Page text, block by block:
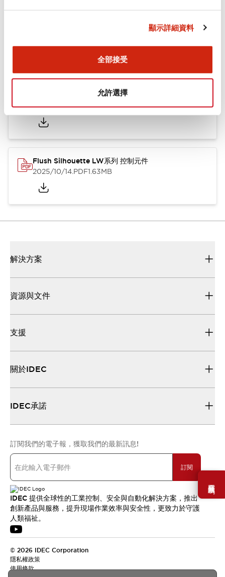
顯示詳細資料
全部接受
允許選擇
需要幫助嗎？
認證與標準
Flush Silhouette LW系列 控制元件 (英文版)
2025/09/19.PDF1.23MB
Flush Silhouette LW系列 控制元件
2025/10/14.PDF1.63MB
解決方案
資源與文件
支援
關於IDEC
IDEC承諾
訂閱我們的電子報，獲取我們的最新訊息!
訂閱
IDEC 提供全球性的工業控制、安全與自動化解決方案，推出
創新產品與服務，提升現場作業效率與安全性，更致力於守護
人類福祉。
© 2026 IDEC Corporation
隱私權政策
使用條款